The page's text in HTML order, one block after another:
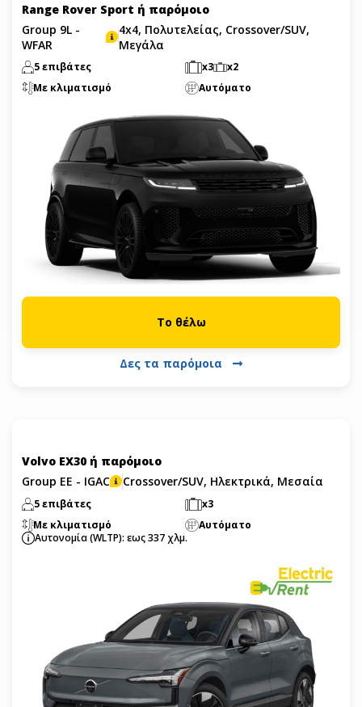
Range Rover Sport ή παρόμοιο
Group 9L -
WFAR
4x4, Πολυτελείας, Crossover/SUV,
Μεγάλα
5 επιβάτες x3
x2
Με κλιματισμό
Αυτόματο
Το θέλω
Δες τα παρόμοια
Volvo EX30 ή παρόμοιο
Group EE - IGAC
Crossover/SUV, Ηλεκτρικά, Μεσαία
5 επιβάτες
x3
Με κλιματισμό
Αυτόματο
Αυτονομία (WLTP): εως 337 χλμ.